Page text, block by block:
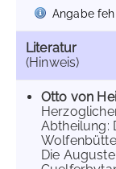
Angabe
Literatur
(Hinweis)
Otto von
Abtheilung:
Die